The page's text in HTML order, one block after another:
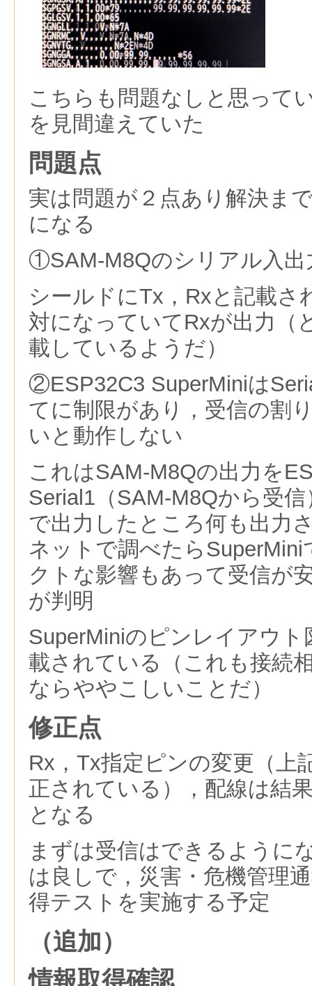
こちらも問題なしと思って
を見間違えていた
問題点
実は問題が２点あり解決ま
になる
①SAM-M8Qのシリアル入出
シールドにTx，Rxと記載さ
対になっていてRxが出力（
載しているようだ）
②ESP32C3 SuperMiniは
てに制限があり，受信の割
いと動作しない
これはSAM-M8Qの出力を
Serial1（SAM-M8Qから受
で出力したところ何も出力
ネットで調べたら
クトな影響もあって受信が
が判明
SuperMiniのピンレイアウ
載されている（これも接続
ならややこしいことだ）
修正点
Rx，Tx指定ピンの変更（上
正されている），配線は結
となる
まずは受信はできるように
は良しで，災害・危機管理
得テストを実施する予定
（追加）
情報取得確認